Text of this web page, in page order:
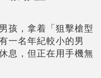
孩，拿着「狙擊槍型
一名年紀較小的男
息，但正在用手機無